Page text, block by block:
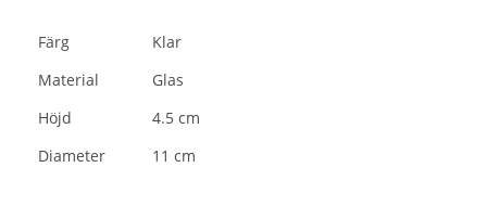
Färg
Klar
Material
Glas
Höjd
4.5 cm
Diameter
11 cm